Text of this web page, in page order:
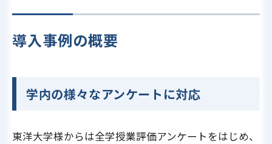
導入事例の概要
学内の様々なアンケートに対応
東洋大学様からは全学授業評価アンケートをはじめ、